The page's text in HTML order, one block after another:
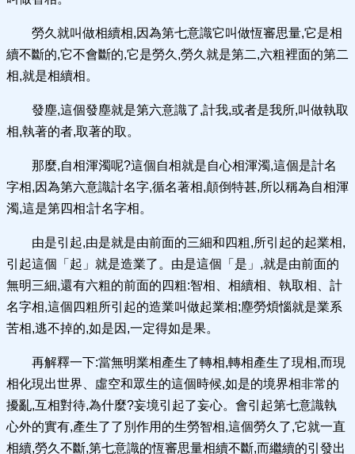
勞久就叫做相續相,因為第七意識它叫做恆審思量,它是相
續不斷的,它不會斷的,它是勞久,勞久就是第二,六粗裡面的第二
相,就是相續相。
發塵,這個發塵就是第六意識了,計我,或者是我所,叫做執取
相,執著的者,取著的取。
那麼,自相渾濁呢?這個自相就是自心相渾濁,這個是計名
字相,因為第六意識計名字,循名著相,顛倒特甚,所以稱為自相渾
濁,這是第四相:計名字相。
由是引起,由是就是由前面的三細和四粗,所引起的起業相,
引起這個「起」就是造業了。由是這個「是」,就是由前面的
無明三細,還有六粗的前面的四粗:智相、相續相、執取相、計
名字相,這個四粗所引起的造業叫做起業相;塵勞煩惱就是業系
苦相,逃不掉的,如是因,一定得如是果。
再解釋一下:當無明業相產生了轉相,轉相產生了現相,而現
相化現出世界、虛空和眾生的這個時候,如是的境界相非常的
擾亂,互相對待,為什麼?妄境引起了妄心。會引起第七意識執
心外的實有,產生了了別作用的生勞智相,這個勞久了,它就一直
相續,勞久不斷,第七意識的恆審思量相續不斷,而繼續的引發出